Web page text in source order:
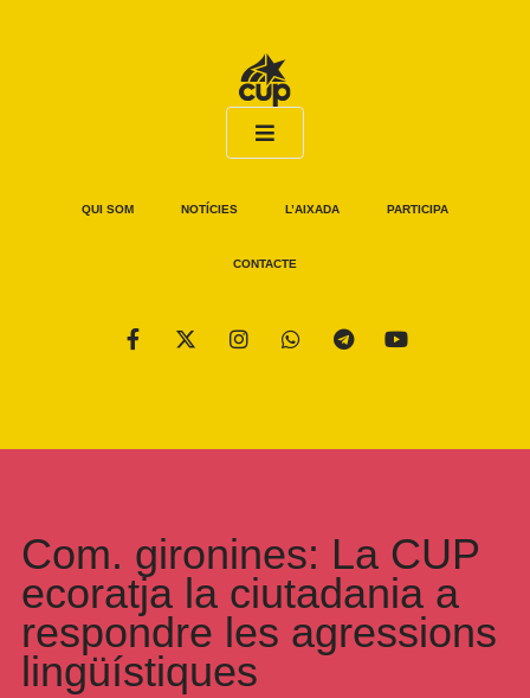
QUI SOM NOTÍCIES L’AIXADA PARTICIPA
CONTACTE
Com. gironines: La CUP
ecoratja la ciutadania a
respondre les agressions
lingüístiques